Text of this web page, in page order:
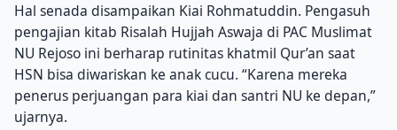
Hal senada disampaikan Kiai Rohmatuddin. Pengasuh
pengajian kitab Risalah Hujjah Aswaja di PAC Muslimat
NU Rejoso ini berharap rutinitas khatmil Qur’an saat
HSN bisa diwariskan ke anak cucu. “Karena mereka
penerus perjuangan para kiai dan santri NU ke depan,”
ujarnya.